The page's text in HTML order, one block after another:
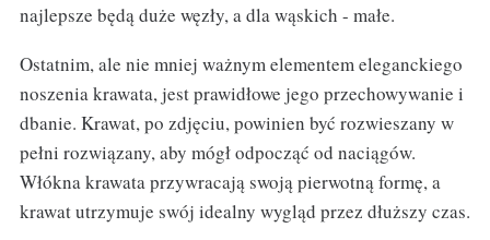
najlepsze będą duże węzły, a dla wąskich - małe.
Ostatnim, ale nie mniej ważnym elementem eleganckiego
noszenia krawata, jest prawidłowe jego przechowywanie i
dbanie. Krawat, po zdjęciu, powinien być rozwieszany w
pełni rozwiązany, aby mógł odpocząć od naciągów.
Włókna krawata przywracają swoją pierwotną formę, a
krawat utrzymuje swój idealny wygląd przez dłuższy czas.